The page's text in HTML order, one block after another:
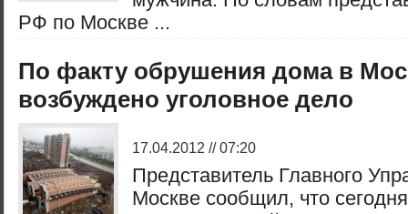
РФ по Москве ...
По факту обрушения дома в
возбуждено уголовное дело
17.04.2012 // 07:20
Представитель Главного
Москве сообщил, что